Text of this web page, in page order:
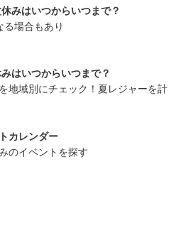
みはいつからいつまで？
場合もあり
はいつからいつまで？
地域別にチェック！夏レジャーを計
カレンダー
のイベントを探す